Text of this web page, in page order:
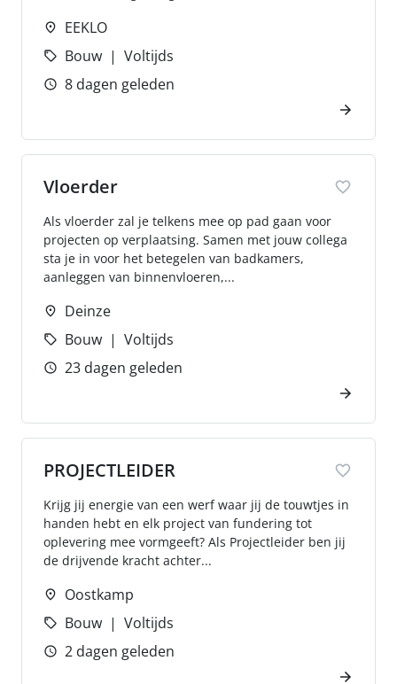
EEKLO
Bouw
Voltijds
8 dagen geleden
Vloerder
Als vloerder zal je telkens mee op pad gaan voor
projecten op verplaatsing. Samen met jouw collega
sta je in voor het betegelen van badkamers,
aanleggen van binnenvloeren,...
Deinze
Bouw
Voltijds
23 dagen geleden
PROJECTLEIDER
Krijg jij energie van een werf waar jij de touwtjes in
handen hebt en elk project van fundering tot
oplevering mee vormgeeft? Als Projectleider ben jij
de drijvende kracht achter...
Oostkamp
Bouw
Voltijds
2 dagen geleden